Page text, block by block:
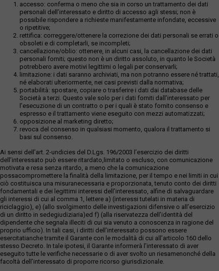
accesso: conferma o meno che sia in corso un trattamento dei dati
personali dell’interessato e diritto di accesso agli stessi; non è
possibile rispondere a richieste manifestamente infondate, eccessive
o ripetitive;
rettifica: correggere/ottenere la correzione dei dati personali se errati o
obsoleti e di completarli, se incompleti;
cancellazione/oblio: ottenere, in alcuni casi, la cancellazione dei dati
personali forniti; questo non è un diritto assoluto, in quanto le Società
potrebbero avere motivi legittimi o legali per conservarli;
limitazione: i dati saranno archiviati, ma non potranno essere né trattati,
né elaborati ulteriormente, nei casi previsti dalla normativa;
portabilità: spostare, copiare o trasferire i dati dai database delle
Società a terzi. Questo vale solo per i dati forniti dall’interessato per
l’esecuzione di un contratto o per i quali è stato fornito consenso e
espresso e il trattamento viene eseguito con mezzi automatizzati;
opposizione al marketing diretto;
revoca del consenso in qualsiasi momento, qualora il trattamento si
basi sul consenso.
Ai sensi dell’art. 2-undicies del D.Lgs. 196/2003 l’esercizio dei diritti
dell’interessato può essere ritardato,limitato o escluso, con comunicazione
motivata e resa senza ritardo, a meno che la comunicazione
possacompromettere la finalità della limitazione, per il tempo e nei limiti in cui
ciò costituisca una misuranecessaria e proporzionata, tenuto conto dei diritti
fondamentali e dei legittimi interessi dell’interessato, alfine di salvaguardare
gli interessi di cui al comma 1, lettere a) (interessi tutelati in materia di
riciclaggio), e) (allo svolgimento delle investigazioni difensive o all’esercizio
di un diritto in sedegiudiziaria)ed f) (alla riservatezza dell’identità del
dipendente che segnala illeciti di cui sia venuto a conoscenza in ragione del
proprio ufficio). In tali casi, i diritti dell’interessato possono essere
esercitatianche tramite il Garante con le modalità di cui all’articolo 160 dello
stesso Decreto. In tale ipotesi, il Garante informerà l’interessato di aver
eseguito tutte le verifiche necessarie o di aver svolto un riesamenonché della
facoltà dell’interessato di proporre ricorso giurisdizionale.